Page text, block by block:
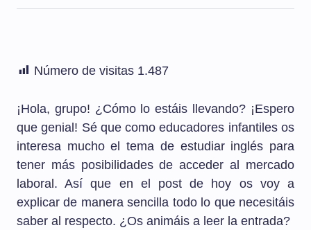
Número de visitas 1.487
¡Hola, grupo! ¿Cómo lo estáis llevando? ¡Espero
que genial! Sé que como educadores infantiles os
interesa mucho el tema de estudiar inglés para
tener más posibilidades de acceder al mercado
laboral. Así que en el post de hoy os voy a
explicar de manera sencilla todo lo que necesitáis
saber al respecto. ¿Os animáis a leer la entrada?